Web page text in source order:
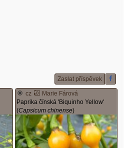
Zaslat příspěvek
cz
Marie Fárová
Paprika čínská 'Biquinho Yellow'
(Capsicum chinense)